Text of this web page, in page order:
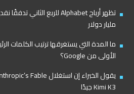
مليار دولار
ما المدة التي يستغرقها ترتيب الكلمات
الأولى من Google؟
Kimi K3 جيدًا